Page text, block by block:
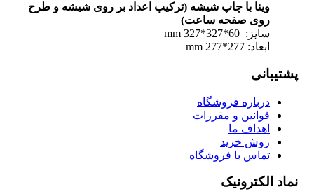
وینا با چاپ شیشه (ترکیب اعداد بر روی شیشه و طرح
روی صفحه ساعت)
سایز: 60*327*327 mm
ابعاد: 277*277 mm
پشتیبانی
درباره فروشگاه
قوانین و مقررات
اهداف ما
روش خرید
تماس با فروشگاه
نماد الکترونیک